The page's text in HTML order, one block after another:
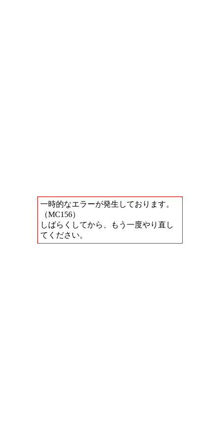
一時的なエラーが発生しております。
（MC156）
しばらくしてから、もう一度やり直し
てください。